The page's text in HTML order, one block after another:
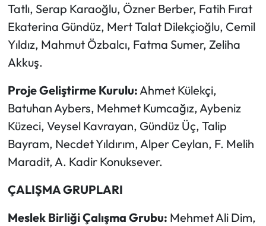
Tatlı, Serap Karaoğlu, Özner Berber, Fatih Fırat
Ekaterina Gündüz, Mert Talat Dilekçioğlu, Cemil
Yıldız, Mahmut Özbalcı, Fatma Sumer, Zeliha
Akkuş.
Proje Geliştirme Kurulu: Ahmet Külekçi,
Batuhan Aybers, Mehmet Kumcağız, Aybeniz
Küzeci, Veysel Kavrayan, Gündüz Üç, Talip
Bayram, Necdet Yıldırım, Alper Ceylan, F. Melih
Maradit, A. Kadir Konuksever.
ÇALIŞMA GRUPLARI
Meslek Birliği Çalışma Grubu: Mehmet Ali Dim,